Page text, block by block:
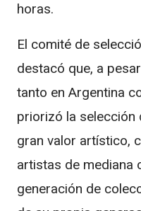
horas.
El comité de
destacó que, a
tanto en Argentina
priorizó la selección
gran valor artístico,
artistas de mediana
generación de